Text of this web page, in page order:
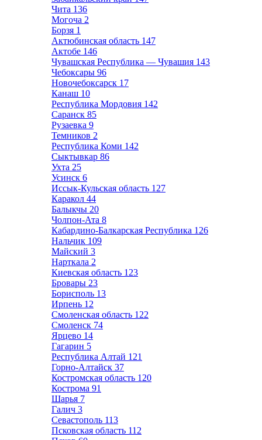
Чита 136
Могоча 2
Борзя 1
Актюбинская область 147
Актобе 146
Чувашская Республика — Чувашия 143
Чебоксары 96
Новочебоксарск 17
Канаш 10
Республика Мордовия 142
Саранск 85
Рузаевка 9
Темников 2
Республика Коми 142
Сыктывкар 86
Ухта 25
Усинск 6
Иссык-Кульская область 127
Каракол 44
Балыкчы 20
Чолпон-Ата 8
Кабардино-Балкарская Республика 126
Нальчик 109
Майский 3
Нарткала 2
Киевская область 123
Бровары 23
Борисполь 13
Ирпень 12
Смоленская область 122
Смоленск 74
Ярцево 14
Гагарин 5
Республика Алтай 121
Горно-Алтайск 37
Костромская область 120
Кострома 91
Шарья 7
Галич 3
Севастополь 113
Псковская область 112